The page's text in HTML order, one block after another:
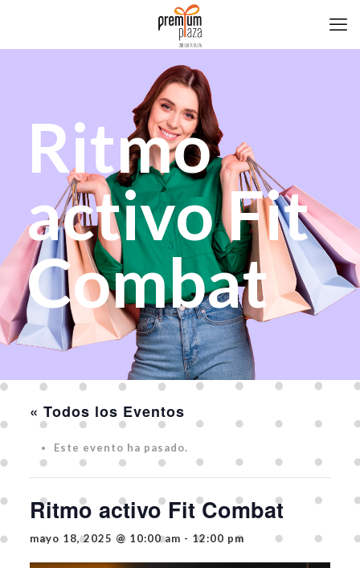
Ritmo
activo Fit
Combat
« Todos los Eventos
Este evento ha pasado.
Ritmo activo Fit Combat
mayo 18, 2025 @ 10:00 am - 12:00 pm